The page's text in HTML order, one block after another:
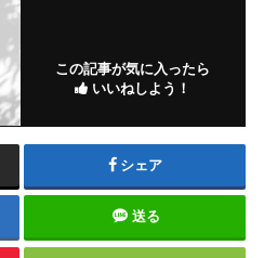
この記事が気に入ったら
いいねしよう！
シェア
送る